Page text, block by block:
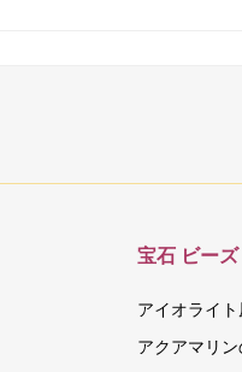
宝石 ビーズ
アイオライ
アクアマリ